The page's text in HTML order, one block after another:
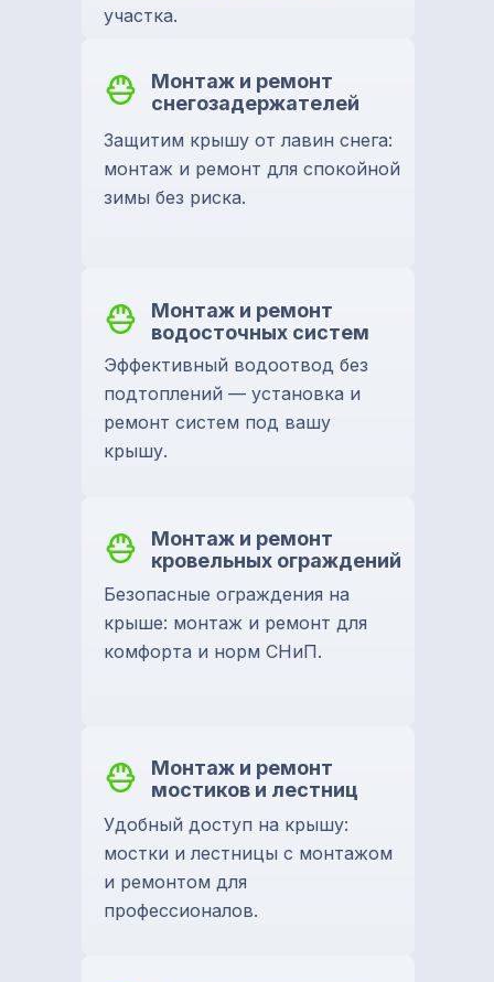
участка.
Монтаж и ремонт
снегозадержателей
Защитим крышу от лавин снега:
монтаж и ремонт для спокойной
зимы без риска.
Монтаж и ремонт
водосточных систем
Эффективный водоотвод без
подтоплений — установка и
ремонт систем под вашу
крышу.
Монтаж и ремонт
кровельных ограждений
Безопасные ограждения на
крыше: монтаж и ремонт для
комфорта и норм СНиП.
Монтаж и ремонт
мостиков и лестниц
Удобный доступ на крышу:
мостки и лестницы с монтажом
и ремонтом для
профессионалов.